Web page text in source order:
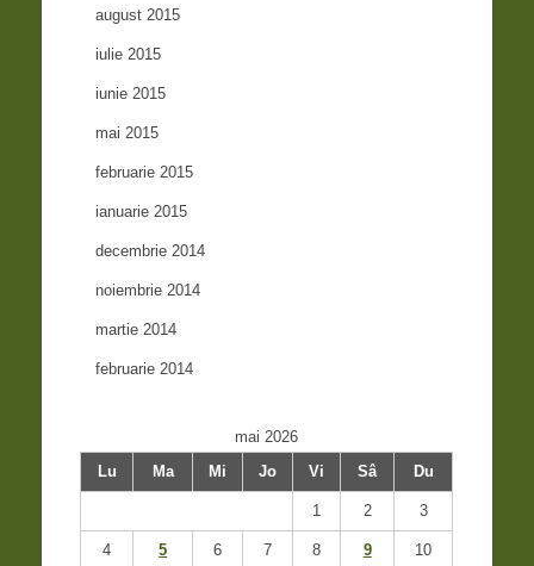
august 2015
iulie 2015
iunie 2015
mai 2015
februarie 2015
ianuarie 2015
decembrie 2014
noiembrie 2014
martie 2014
februarie 2014
mai 2026
Lu
Ma Mi Jo Vi Sâ Du
1 2 3
4 5 6 7 8 9 10